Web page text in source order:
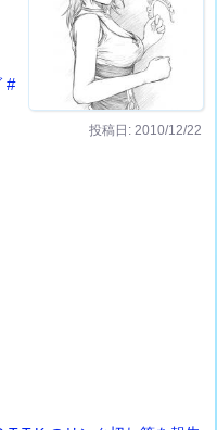
投稿日: 2010/12/22
#